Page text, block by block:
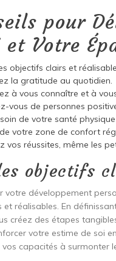
pour
et Votre
objectifs clairs et
la gratitude au quotidien.
à vous connaître et à
vous de personnes
de votre santé
votre zone de confort
vos réussites, même les
objectifs
votre développement
et réalisables. En
créez des étapes
votre estime de soi
capacités à surmonter